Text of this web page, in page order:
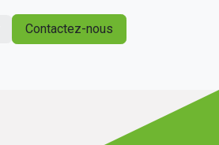
Contactez-nous